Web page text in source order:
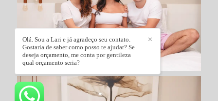
✕
Olá. Sou a Lari e já agradeço seu contato.
Gostaria de saber como posso te ajudar? Se
deseja orçamento, me conta por gentileza
qual orçamento seria?